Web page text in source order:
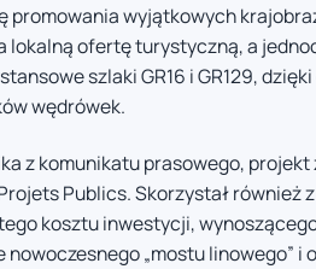
promowania wyjątkowych
lokalną ofertę turystyczną, a
szlaki GR16 i GR129,
wędrówek.
z komunikatu prasowego,
Publics. Skorzystał
kosztu inwestycji,
nowoczesnego „mostu linowego”